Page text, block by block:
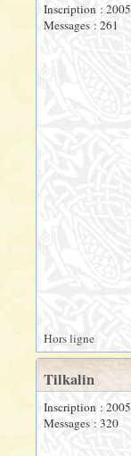
Inscription : 2005
Messages : 261
Hors ligne
Tilkalin
Inscription : 2005
Messages : 320